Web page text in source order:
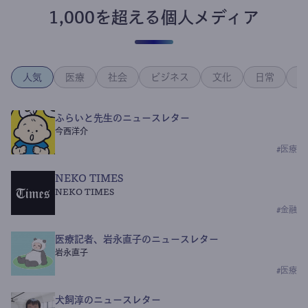
1,000を超える個人メディア
人気 医療 社会 ビジネス 文化 日常
ふらいと先生のニュースレター
今西洋介
# 医療
NEKO TIMES
NEKO TIMES
#金融
医療記者、岩永直子のニュースレター
岩永直子
# 医療
犬飼淳のニュースレター